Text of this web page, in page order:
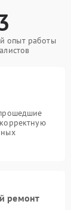
опыт работы
ремонт